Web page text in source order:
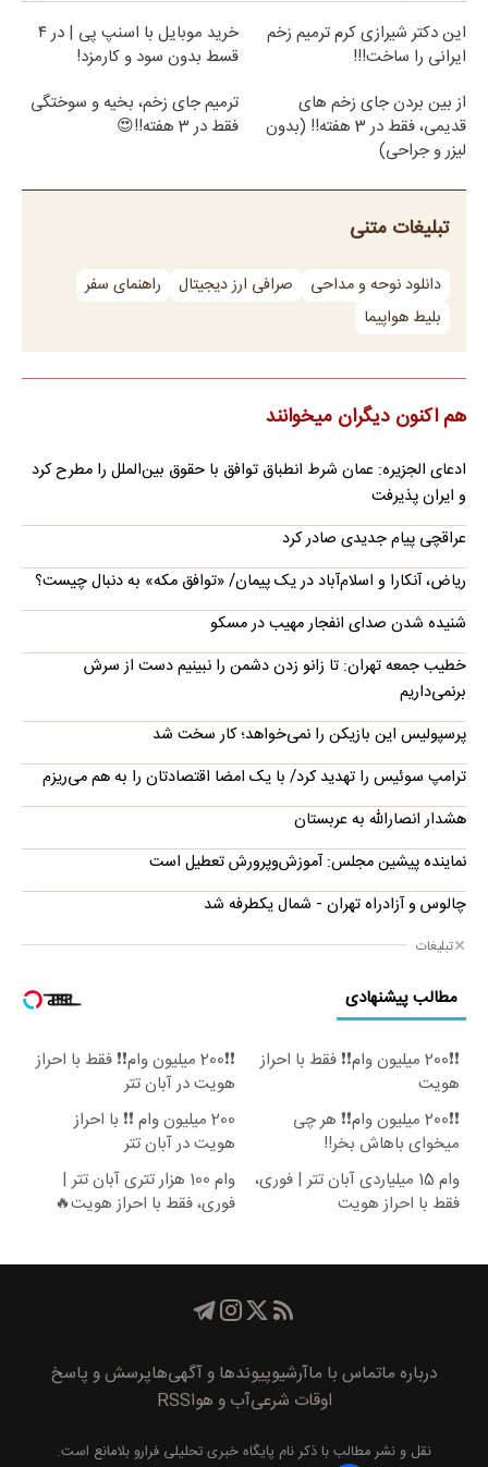
این دکتر شیرازی کرم ترمیم زخم
ایرانی را ساخت!!!
خرید موبایل با اسنپ پی | در ۴
قسط بدون سود و کارمزد!
از بین بردن جای زخم های
قدیمی، فقط در 3 هفته!! (بدون
لیزر و جراحی)
ترمیم جای زخم، بخیه و سوختگی
فقط در 3 هفته!!😍
تبلیغات متنی
دانلود نوحه و مداحی صرافی ارز دیجیتال
راهنمای سفر
بلیط هواپیما
هم اکنون دیگران میخوانند
ادعای الجزیره: عمان شرط انطباق توافق با حقوق بین‌الملل را مطرح کرد
و ایران پذیرفت
عراقچی پیام جدیدی صادر کرد
ریاض، آنکارا و اسلام‌آباد در یک پیمان/ «توافق مکه» به دنبال چیست؟
شنیده شدن صدای انفجار مهیب در مسکو
خطیب جمعه تهران: تا زانو زدن دشمن را نبینیم دست از سرش
برنمی‌داریم
پرسپولیس این بازیکن را نمی‌خواهد؛ کار سخت شد
ترامپ سوئیس را تهدید کرد/ با یک امضا اقتصادتان را به هم می‌ریزم
هشدار انصارالله به عربستان
نماینده پیشین مجلس: آموزش‌وپرورش تعطیل است
چالوس و آزادراه تهران - شمال یکطرفه شد
تبلیغات
مطالب پیشنهادی
❗❗200 میلیون وام❗❗ فقط با احراز
هویت
❗❗200 میلیون وام❗❗ فقط با احراز
هویت در آبان تتر
❗❗200 میلیون وام❗❗ هر چی
میخوای باهاش بخر!!
200 میلیون وام ❗❗ با احراز
هویت در آبان تتر
وام 15 میلیاردی آبان تتر | فوری،
فقط با احراز هویت
وام 100 هزار تتری آبان تتر |
فوری، فقط با احراز هویت🔥
درباره ماتماس با ماآرشیوپیوند‌ها و آگهی‌هاپرسش و پاسخ
اوقات شرعیآب و هواRSS
نقل و نشر مطالب با ذکر نام پايگاه خبری تحليلی فرارو بلامانع است.